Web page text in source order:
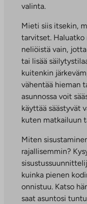
valinta.
Mieti siis itsekin,
tarvitset. Haluatko
neliöistä vain,
tai lisää
kuitenkin
vähentää hieman
asunnossa voit
käyttää säästyvät
kuten matkailuun
Miten
rajallisemmin?
kuinka pienen
onnistuu. Katso
saat asuntosi